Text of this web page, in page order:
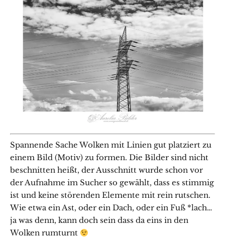
Spannende Sache Wolken mit Linien gut platziert zu
einem Bild (Motiv) zu formen. Die Bilder sind nicht
beschnitten heißt, der Ausschnitt wurde schon vor
der Aufnahme im Sucher so gewählt, dass es stimmig
ist und keine störenden Elemente mit rein rutschen.
Wie etwa ein Ast, oder ein Dach, oder ein Fuß *lach…
ja was denn, kann doch sein dass da eins in den
Wolken rumturnt